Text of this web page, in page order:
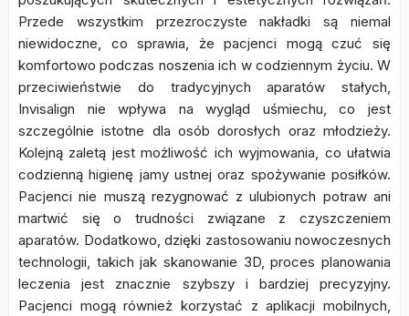
Przede wszystkim przezroczyste nakładki są niemal
niewidoczne, co sprawia, że pacjenci mogą czuć się
komfortowo podczas noszenia ich w codziennym życiu. W
przeciwieństwie do tradycyjnych aparatów stałych,
Invisalign nie wpływa na wygląd uśmiechu, co jest
szczególnie istotne dla osób dorosłych oraz młodzieży.
Kolejną zaletą jest możliwość ich wyjmowania, co ułatwia
codzienną higienę jamy ustnej oraz spożywanie posiłków.
Pacjenci nie muszą rezygnować z ulubionych potraw ani
martwić się o trudności związane z czyszczeniem
aparatów. Dodatkowo, dzięki zastosowaniu nowoczesnych
technologii, takich jak skanowanie 3D, proces planowania
leczenia jest znacznie szybszy i bardziej precyzyjny.
Pacjenci mogą również korzystać z aplikacji mobilnych,